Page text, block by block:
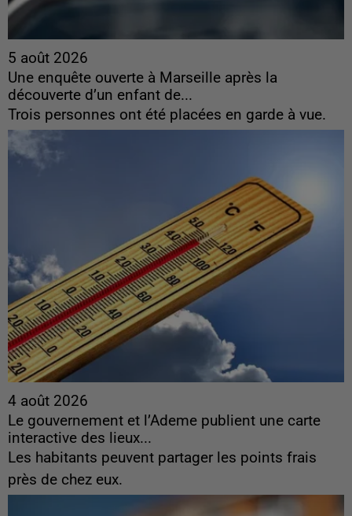
5 août 2026
Une enquête ouverte à Marseille après la
découverte d’un enfant de...
Trois personnes ont été placées en garde à vue.
4 août 2026
Le gouvernement et l’Ademe publient une carte
interactive des lieux...
Les habitants peuvent partager les points frais
près de chez eux.